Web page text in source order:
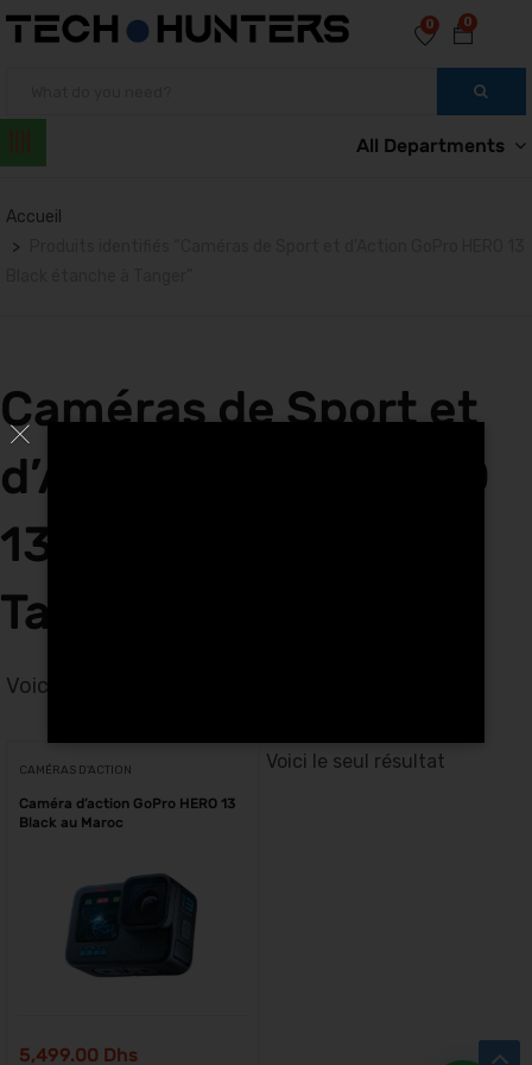
0
0
All Departments
Accueil
Caméras de Sport et
d’Action GoPro HERO
13 Black étanche à
Tanger
Voici le seul résultat
CAMÉRAS D'ACTION
Caméra d’action GoPro HERO 13
Black au Maroc
5,499.00 Dhs
Voici le seul résultat